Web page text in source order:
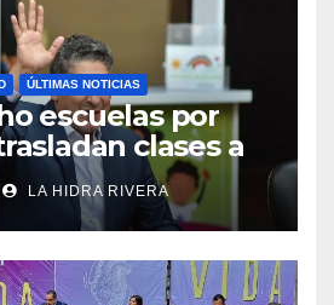
ÚLTIMAS NOTICIAS
escuelas por
clases a
LA HIDRA RIVERA